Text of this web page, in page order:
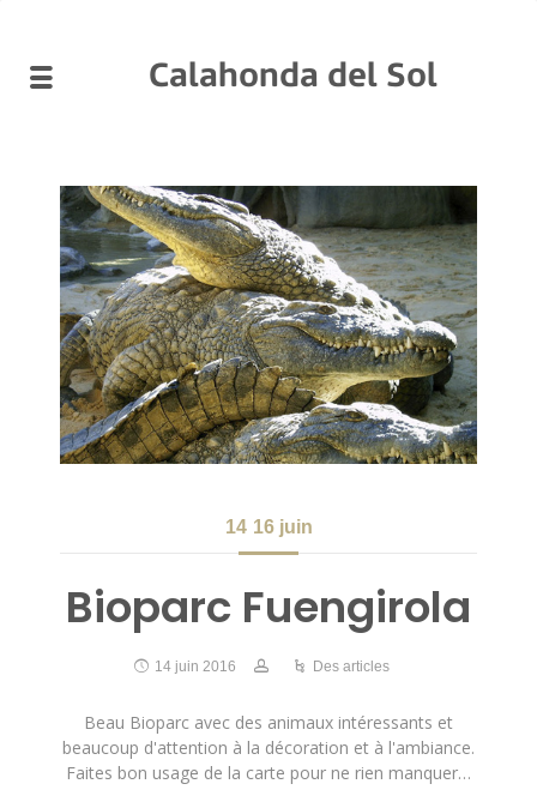
Calahonda del Sol
14 16 juin
Bioparc Fuengirola
14 juin 2016 Des articles
Beau Bioparc avec des animaux intéressants et
beaucoup d'attention à la décoration et à l'ambiance.
Faites bon usage de la carte pour ne rien manquer…